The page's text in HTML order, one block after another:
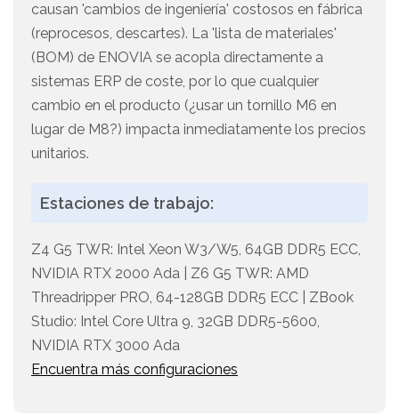
causan 'cambios de ingeniería' costosos en fábrica
(reprocesos, descartes). La 'lista de materiales'
(BOM) de ENOVIA se acopla directamente a
sistemas ERP de coste, por lo que cualquier
cambio en el producto (¿usar un tornillo M6 en
lugar de M8?) impacta inmediatamente los precios
unitarios.
Estaciones de trabajo:
Z4 G5 TWR: Intel Xeon W3/W5, 64GB DDR5 ECC,
NVIDIA RTX 2000 Ada | Z6 G5 TWR: AMD
Threadripper PRO, 64-128GB DDR5 ECC | ZBook
Studio: Intel Core Ultra 9, 32GB DDR5-5600,
NVIDIA RTX 3000 Ada
Encuentra más configuraciones